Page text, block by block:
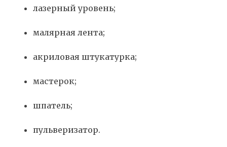
лазерный уровень;
малярная лента;
акриловая штукатурка;
мастерок;
шпатель;
пульверизатор.